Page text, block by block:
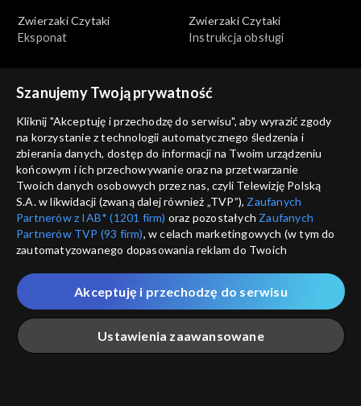
Zwierzaki Czytaki
Eksponat
Zwierzaki Czytaki
Instrukcja obsługi
Zwierzaki Czytaki
Idealny motywator
Zwierzaki Czytaki
Kącik kulinarny
Zwierzaki Czytaki
Podziemna atrakcja
turystyczna
Zwierzaki Czytaki
Łamigłówka
Szanujemy Twoją prywatność
Kliknij "Akceptuję i przechodzę do serwisu", aby wyrazić zgody
na korzystanie z technologii automatycznego śledzenia i
zbierania danych, dostęp do informacji na Twoim urządzeniu
końcowym i ich przechowywanie oraz na przetwarzanie
Twoich danych osobowych przez nas, czyli Telewizję Polską
S.A. w likwidacji (zwaną dalej również „TVP”), Zaufanych
Partnerów z IAB* (1201 firm) oraz pozostałych Zaufanych
Partnerów TVP (93 firm), w celach marketingowych (w tym do
zautomatyzowanego dopasowania reklam do Twoich
które wskazujemy poniżej, a także zgody na udostępnianie
przez nas identyfikatora PPID do Google.
Twoje dane osobowe zbierane podczas odwiedzania przez
Ciebie naszych
poszczególnych serwisówzwanych dalej
„Portalem”, w tym informacje zapisywane za pomocą
Ustawienia zaawansowane
Akceptuję i przechodzę do serwisu